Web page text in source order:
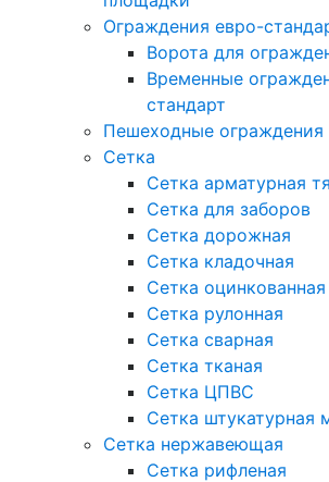
Ограждения евро-
Ворота для
Временные
стандарт
Пешеходные ограждения
Сетка
Сетка арматурная
Сетка для заборов
Сетка дорожная
Сетка кладочная
Сетка оцинкованная
Сетка рулонная
Сетка сварная
Сетка тканая
Сетка ЦПВС
Сетка штукатурная
Сетка нержавеющая
Сетка рифленая